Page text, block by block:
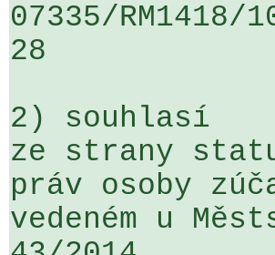
07335/
28
2) souhlasí
ze strany
práv osoby
vedeném u